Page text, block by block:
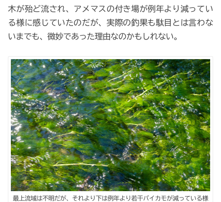
木が殆ど流され、アメマスの付き場が例年より減ってい
る様に感じていたのだが、実際の釣果も駄目とは言わな
いまでも、微妙であった理由なのかもしれない。
最上流域は不明だが、それより下は例年より若干バイカモが減っている様